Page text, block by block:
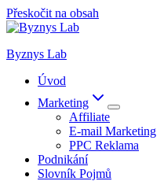
Přeskočit na obsah
Byznys Lab
Úvod
Marketing
Affiliate
E-mail Marketing
PPC Reklama
Podnikání
Slovník Pojmů